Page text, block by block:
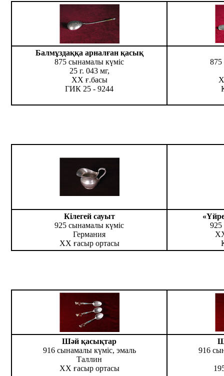
Балмұздаққа арналған қасық
875 сынамалы күміс
25 г. 043 мг,
ХХ ғ.басы
ГИК 25 - 9244
875
Кілегей сауыт
925 сынамалы күміс
Германия
ХХ ғасыр ортасы
925
Шәй қасықтар
916 сынамалы күміс, эмаль
Таллин
ХХ ғасыр ортасы
916